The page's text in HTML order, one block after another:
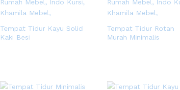
Tempat Tidur Kayu Solid
Kaki Besi
Tempat Tidur Rotan
Murah Minimalis